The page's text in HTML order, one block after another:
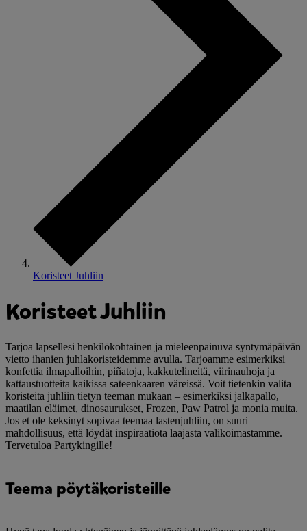
Koristeet Juhliin
Koristeet Juhliin
Tarjoa lapsellesi henkilökohtainen ja mieleenpainuva syntymäpäivän
vietto ihanien juhlakoristeidemme avulla. Tarjoamme esimerkiksi
konfettia ilmapalloihin, piñatoja, kakkutelineitä, viirinauhoja ja
kattaustuotteita kaikissa sateenkaaren väreissä. Voit tietenkin valita
koristeita juhliin tietyn teeman mukaan – esimerkiksi jalkapallo,
maatilan eläimet, dinosaurukset, Frozen, Paw Patrol ja monia muita.
Jos et ole keksinyt sopivaa teemaa lastenjuhliin, on suuri
mahdollisuus, että löydät inspiraatiota laajasta valikoimastamme.
Tervetuloa Partykingille!
Teema pöytäkoristeille